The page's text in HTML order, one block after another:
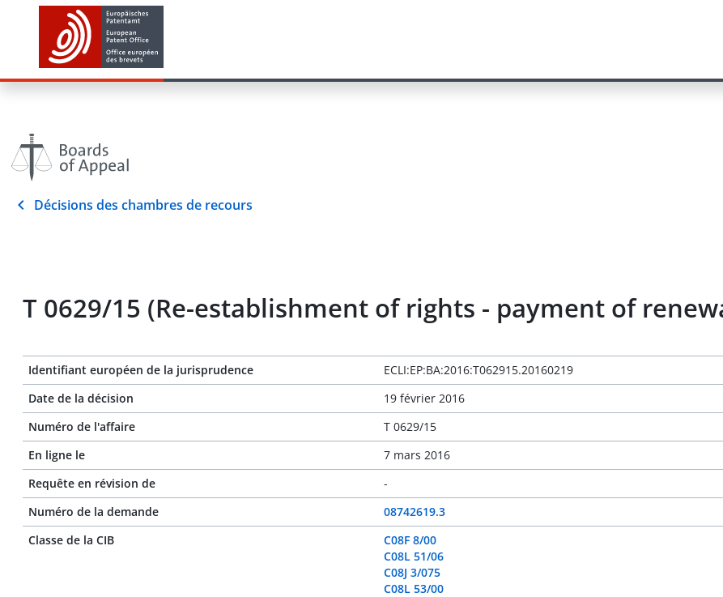
Décisions des chambres de recours
T 0629/15 (Re-establishment of rights - payment of
Identifiant européen de la jurisprudence
ECLI:EP:BA:2016:T062915.20160219
Date de la décision
19 février 2016
Numéro de l'affaire
T 0629/15
En ligne le
7 mars 2016
Requête en révision de
-
Numéro de la demande
08742619.3
Classe de la CIB
C08F 8/00
C08L 51/06
C08J 3/075
C08L 53/00